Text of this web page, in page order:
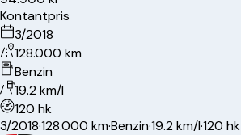
Kontantpris
3/2018
128.000 km
Benzin
19.2 km/l
120 hk
3/2018·128.000 km·Benzin·19.2 km/l·120 hk